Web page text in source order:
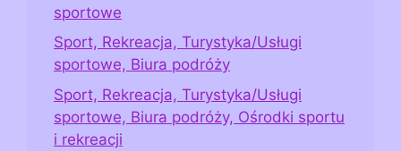
sportowe
Sport, Rekreacja, Turystyka/Usługi
sportowe, Biura podróży
Sport, Rekreacja, Turystyka/Usługi
sportowe, Biura podróży, Ośrodki sportu
i rekreacji